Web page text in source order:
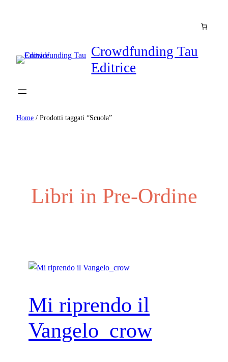
Crowdfunding Tau
Editrice
Home / Prodotti taggati “Scuola”
Libri in Pre-Ordine
Mi riprendo il
Vangelo_crow